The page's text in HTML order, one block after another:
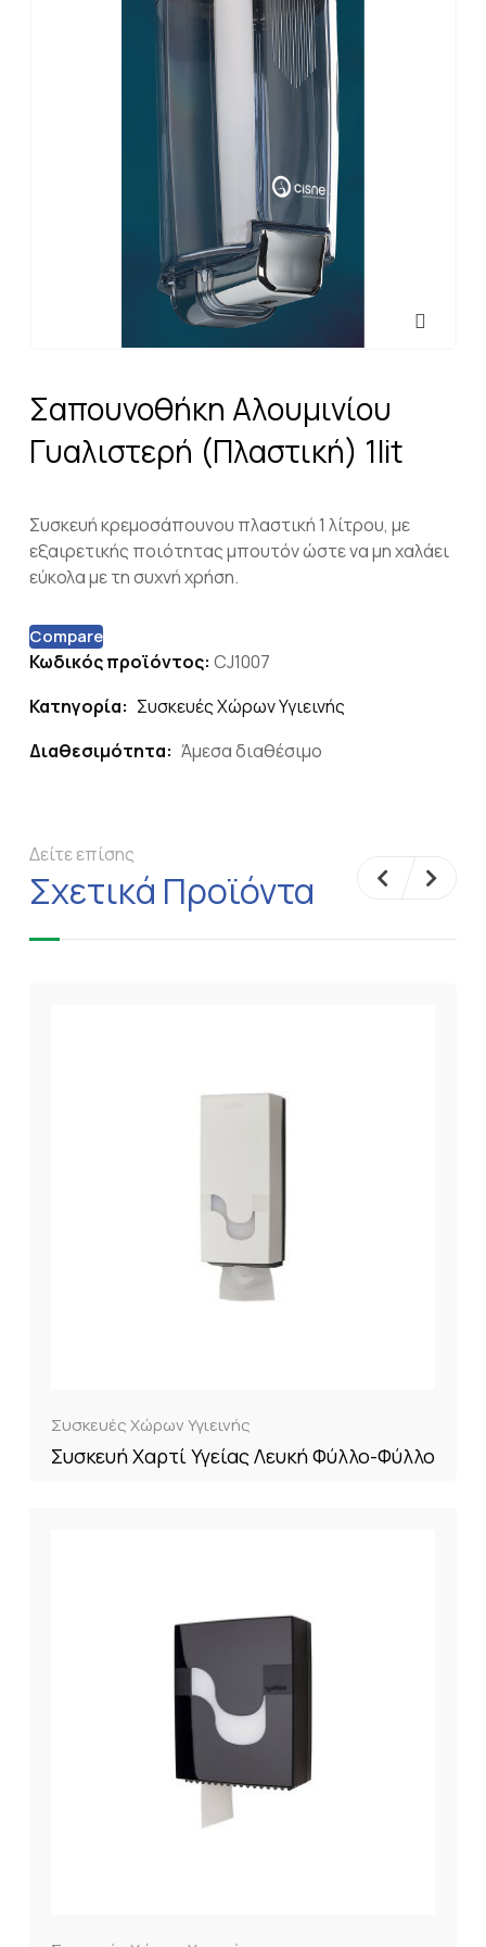
Σαπουνοθήκη Αλουμινίου
Γυαλιστερή (Πλαστική) 1lit
Συσκευή κρεμοσάπουνου πλαστική 1 λίτρου, με
εξαιρετικής ποιότητας μπουτόν ώστε να μη χαλάει
εύκολα με τη συχνή χρήση.
Compare
Κωδικός προϊόντος: CJ1007
Κατηγορία: Συσκευές Χώρων Υγιεινής
Διαθεσιμότητα: Άμεσα διαθέσιμο
Δείτε επίσης
Σχετικά Προϊόντα
Συσκευές Χώρων Υγιεινής
Συσκευή Χαρτί Υγείας Λευκή Φύλλο-Φύλλο